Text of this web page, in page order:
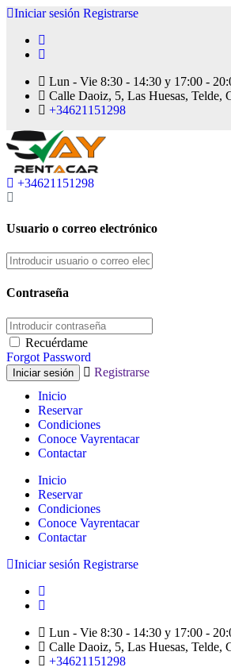
Iniciar sesión Registrarse
Lun - Vie 8:30 - 14:30 y 17:00 -
Calle Daoiz, 5, Las Huesas, Telde,
+34621151298
+34621151298
Usuario o correo electrónico
Contraseña
Recuérdame
Forgot Password
Registrarse
Inicio
Reservar
Condiciones
Conoce Vayrentacar
Contactar
Inicio
Reservar
Condiciones
Conoce Vayrentacar
Contactar
Iniciar sesión Registrarse
Lun - Vie 8:30 - 14:30 y 17:00 -
Calle Daoiz, 5, Las Huesas, Telde,
+34621151298